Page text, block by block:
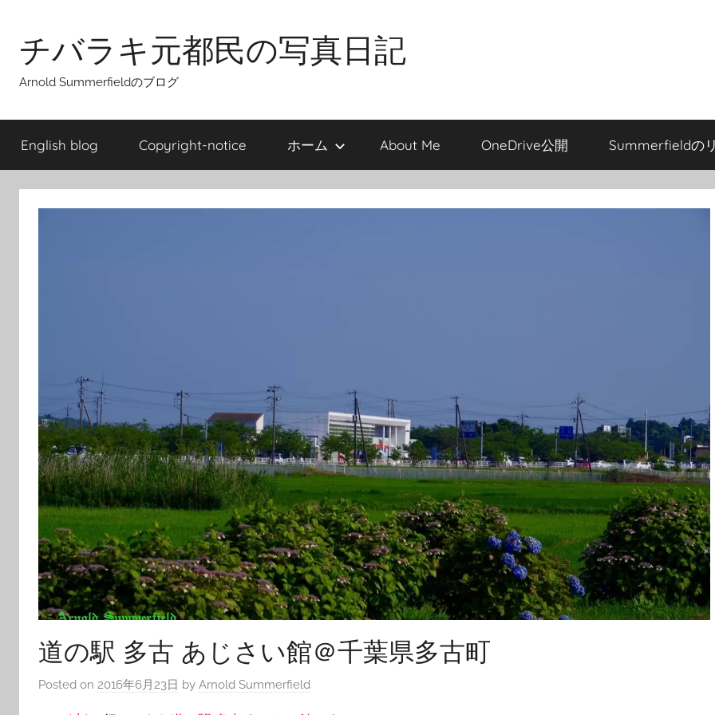
contentチバラキ元都民の写真日記
Arnold Summerfieldのブログ
English blog Copyright-notice ホーム About Me OneDrive公開 Summerfieldの
道の駅 多古 あじさい館＠千葉県多古町
Posted on 2016年6月23日 by Arnold Summerfield